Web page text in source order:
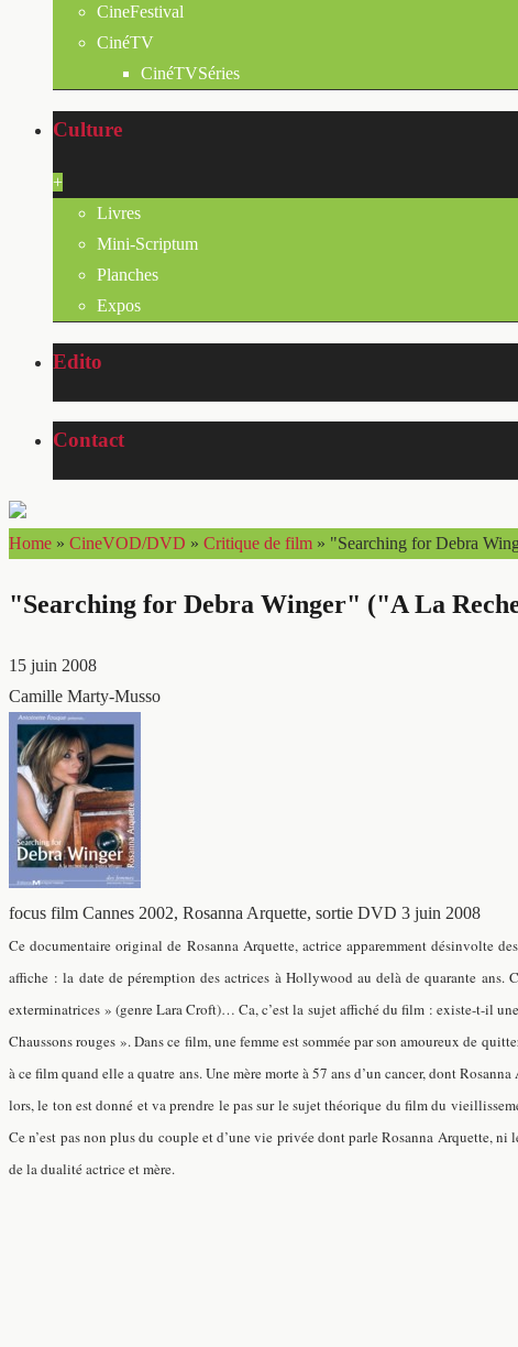
CineFestival
CinéTV
CinéTVSéries
Culture
+
Livres
Mini-Scriptum
Planches
Expos
Edito
Contact
Home » CineVOD/DVD » Critique de film » "Searching for Debra
"Searching for Debra Winger" ("A La
15 juin 2008
Camille Marty-Musso
focus film Cannes 2002, Rosanna Arquette, sortie DVD 3 juin 2008
Ce documentaire original de Rosanna Arquette, actrice apparemment désinvolte
affiche : la date de péremption des actrices à Hollywood au delà de quarante ans.
exterminatrices » (genre Lara Croft)… Ca, c’est la sujet affiché du film : existe-t-il
Chaussons rouges ». Dans ce film, une femme est sommée par son amoureux de
à ce film quand elle a quatre ans. Une mère morte à 57 ans d’un cancer, dont
lors, le ton est donné et va prendre le pas sur le sujet théorique du film du
Ce n’est pas non plus du couple et d’une vie privée dont parle Rosanna Arquette,
de la dualité actrice et mère.